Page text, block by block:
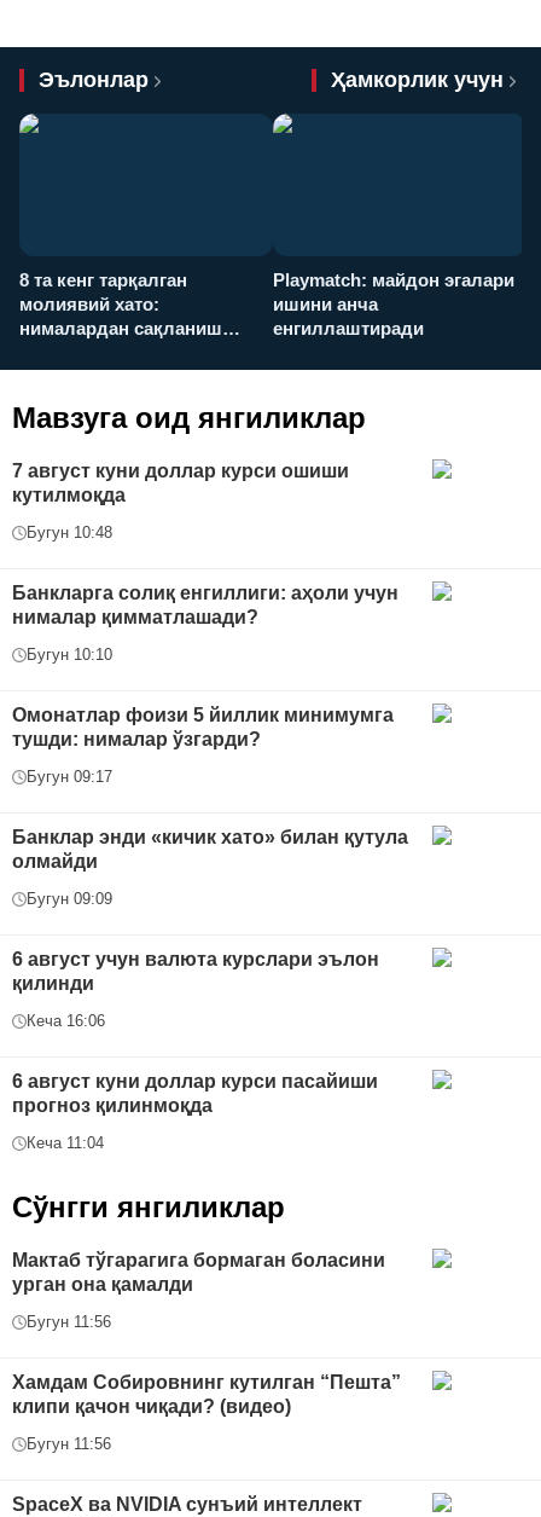
Эълонлар Ҳамкорлик учун
8 та кенг тарқалган
молиявий хато:
нималардан сақланиш
Playmatch: майдон эгалари
ишини анча
енгиллаштиради
Мавзуга оид янгиликлар
7 август куни доллар курси ошиши
кутилмоқда
Бугун 10:48
Банкларга солиқ енгиллиги: аҳоли учун
нималар қимматлашади?
Бугун 10:10
Омонатлар фоизи 5 йиллик минимумга
тушди: нималар ўзгарди?
Бугун 09:17
Банклар энди «кичик хато» билан қутула
олмайди
Бугун 09:09
6 август учун валюта курслари эълон
қилинди
Кеча 16:06
6 август куни доллар курси пасайиши
прогноз қилинмоқда
Кеча 11:04
Сўнгги янгиликлар
Мактаб тўгарагига бормаган боласини
урган она қамалди
Бугун 11:56
Хамдам Собировнинг кутилган “Пешта”
клипи қачон чиқади? (видео)
Бугун 11:56
SpaceX ва NVIDIA сунъий интеллект